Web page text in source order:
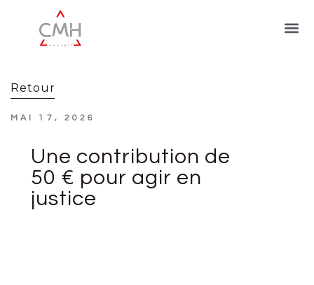
Retour
MAI 17, 2026
Une contribution de
50 € pour agir en
justice